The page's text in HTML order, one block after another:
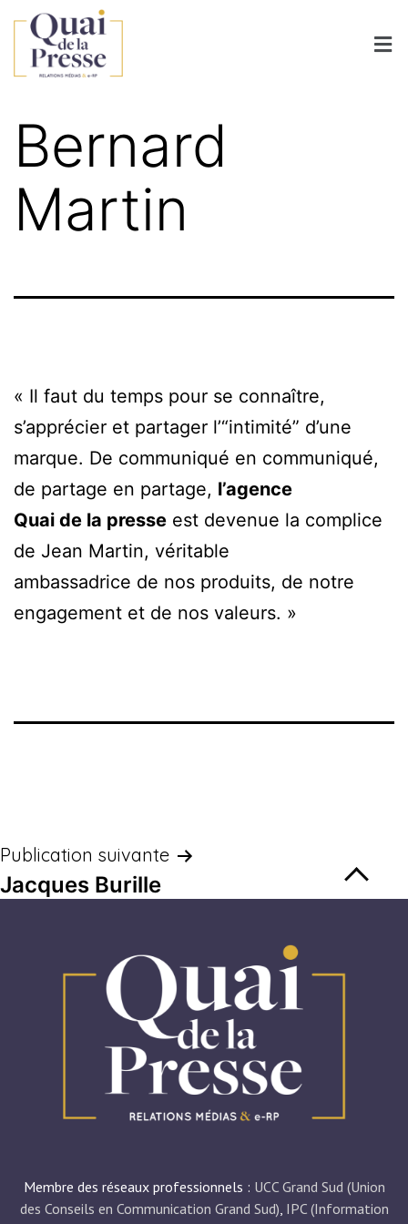
Bernard
Martin
« Il faut du temps pour se connaître,
s’apprécier et partager l’“intimité” d’une
marque. De communiqué en communiqué,
de partage en partage, l’agence
Quai de la presse est devenue la complice
de Jean Martin, véritable
ambassadrice de nos produits, de notre
engagement et de nos valeurs. »
Publication suivante
Jacques Burille
Membre des réseaux professionnels : UCC Grand Sud (Union
des Conseils en Communication Grand Sud),IPC (Information